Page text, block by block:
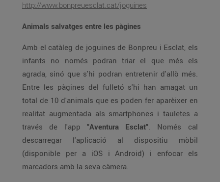
http://www.bonpreuesclat.cat/joguines
Animals salvatges entre les pàgines
Amb el catàleg de joguines de Bonpreu i Esclat, els
infants no només podran triar el que més els
agrada, sinó que s'hi podran entretenir d'allò més.
Entre les pàgines del fulletó s'hi han amagat un
total de 10 d'animals que es poden fer aparèixer en
realitat augmentada als smartphones i tauletes a
través de l'app "Aventura Esclat". Només cal
descarregar l'aplicació al dispositiu mòbil
(disponible per a iOS i Android) i enfocar els
marcadors amb la seva càmera.